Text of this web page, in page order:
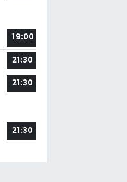
19:00
21:30
21:30
21:30